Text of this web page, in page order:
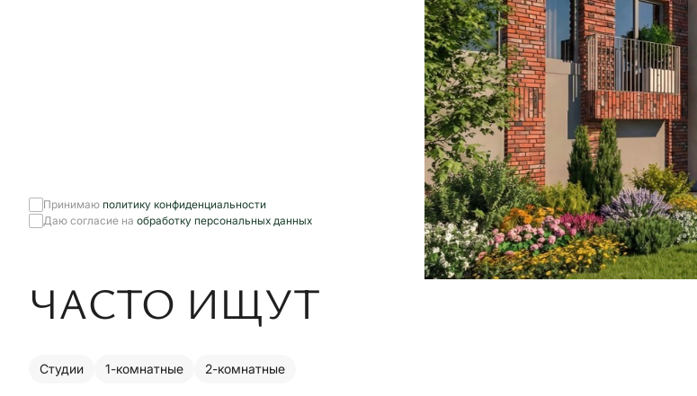
Принимаю политику конфиденциальности
Даю согласие на обработку персональных данных
ЧАСТО ИЩУТ
Студии 1-комнатные 2-комнатные